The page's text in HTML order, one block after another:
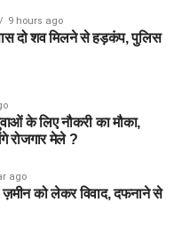
9 hours ago
दो शव मिलने से हड़कंप, पुलिस
के लिए नौकरी का मौका,
रोजगार मेले ?
ago
ज़मीन को लेकर विवाद, दफनाने से